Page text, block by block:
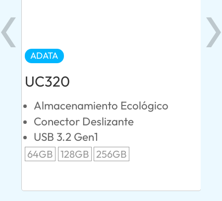
ADATA
UC320
Almacenamiento Ecológico
Conector Deslizante
USB 3.2 Gen1
64GB 128GB 256GB